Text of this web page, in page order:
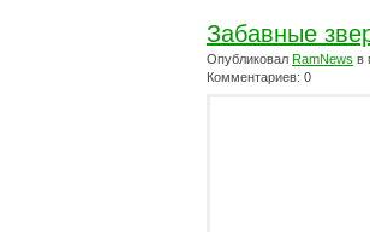
Забавные
Опубликовал RamNews в
Комментариев: 0